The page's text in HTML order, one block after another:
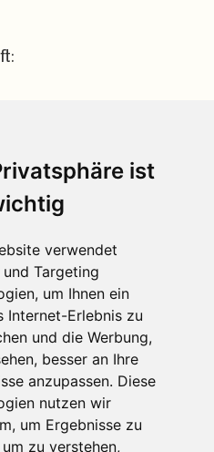
ist
verwendet
Targeting
um Ihnen ein
Internet-Erlebnis zu
und die Werbung,
besser an Ihre
anzupassen. Diese
nutzen wir
um Ergebnisse zu
um zu verstehen,